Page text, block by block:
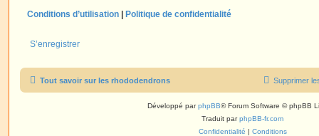
Conditions d’utilisation | Politique de confidentialité
S’enregistrer
Tout savoir sur les rhododendrons Supprimer
Développé parphpBB® Forum Software © phpBB
Traduit parphpBB-fr.com
Confidentialité | Conditions